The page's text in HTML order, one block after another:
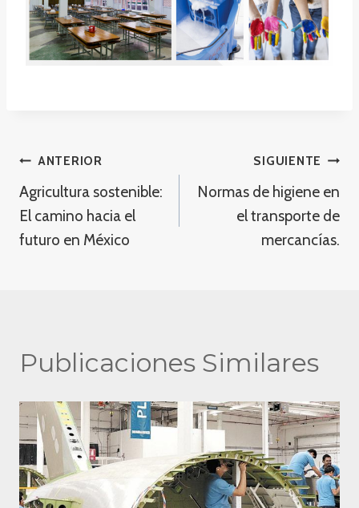
Navegación
de
entradas
ANTERIOR
Agricultura sostenible:
El camino hacia el
futuro en México
SIGUIENTE
Normas de higiene en
el transporte de
mercancías.
Publicaciones Similares